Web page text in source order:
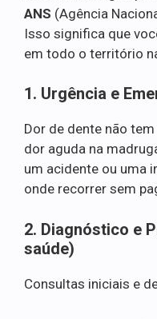
ANS (Agência
Isso significa que
em todo o território
1. Urgência e
Dor de dente não
dor aguda na
um acidente ou uma
onde recorrer sem
2. Diagnóstico e
saúde)
Consultas iniciais e